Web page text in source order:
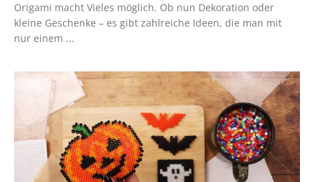
Origami macht Vieles möglich. Ob nun Dekoration oder
kleine Geschenke – es gibt zahlreiche Ideen, die man mit
nur einem ...